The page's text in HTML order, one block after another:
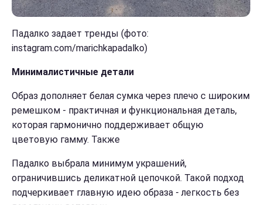
Падалко задает тренды (фото:
instagram.com/marichkapadalko)
Минималистичные детали
Образ дополняет белая сумка через плечо с широким
ремешком - практичная и функциональная деталь,
которая гармонично поддерживает общую
цветовую гамму. Также
Падалко выбрала минимум украшений,
ограничившись деликатной цепочкой. Такой подход
подчеркивает главную идею образа - легкость без